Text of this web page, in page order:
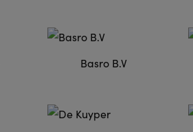
Basro B.V